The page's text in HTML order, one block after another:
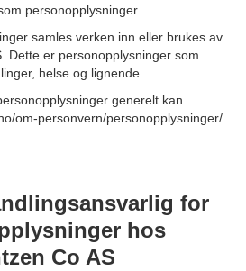
personopplysninger.
samles verken inn eller brukes av
Dette er personopplysninger som
helse og lignende.
generelt kan
om-personvern/personopplysninger/
for
hos
Co AS